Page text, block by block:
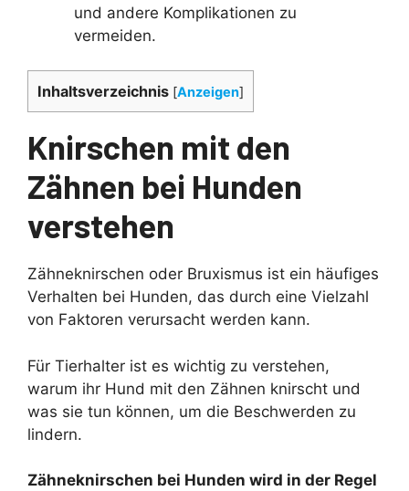
und andere Komplikationen zu
vermeiden.
Inhaltsverzeichnis [Anzeigen]
Knirschen mit den
Zähnen bei Hunden
verstehen
Zähneknirschen oder Bruxismus ist ein häufiges
Verhalten bei Hunden, das durch eine Vielzahl
von Faktoren verursacht werden kann.
Für Tierhalter ist es wichtig zu verstehen,
warum ihr Hund mit den Zähnen knirscht und
was sie tun können, um die Beschwerden zu
lindern.
Zähneknirschen bei Hunden wird in der Regel